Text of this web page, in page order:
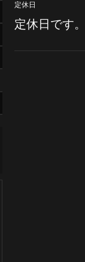
定休日
定休日です